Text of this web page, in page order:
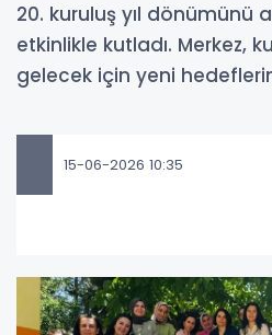
20. kuruluş yıl dönümünü
etkinlikle kutladı. Merkez,
gelecek için yeni
15-06-2026 10:35